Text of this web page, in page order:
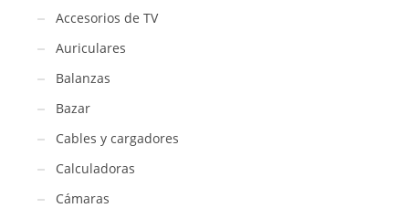
Accesorios de TV
Auriculares
Balanzas
Bazar
Cables y cargadores
Calculadoras
Cámaras